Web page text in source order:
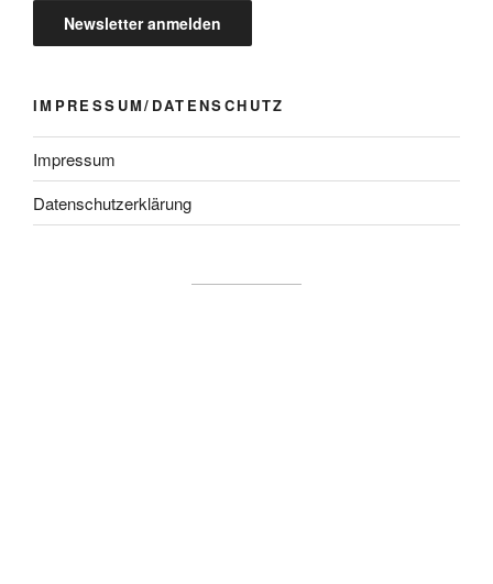
IMPRESSUM/DATENSCHUTZ
Impressum
Datenschutzerklärung